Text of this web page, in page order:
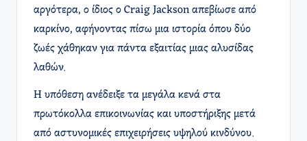
αργότερα, ο ίδιος ο Craig Jackson απεβίωσε από
καρκίνο, αφήνοντας πίσω μια ιστορία όπου δύο
ζωές χάθηκαν για πάντα εξαιτίας μιας αλυσίδας
λαθών.
Η υπόθεση ανέδειξε τα μεγάλα κενά στα
πρωτόκολλα επικοινωνίας και υποστήριξης μετά
από αστυνομικές επιχειρήσεις υψηλού κινδύνου.